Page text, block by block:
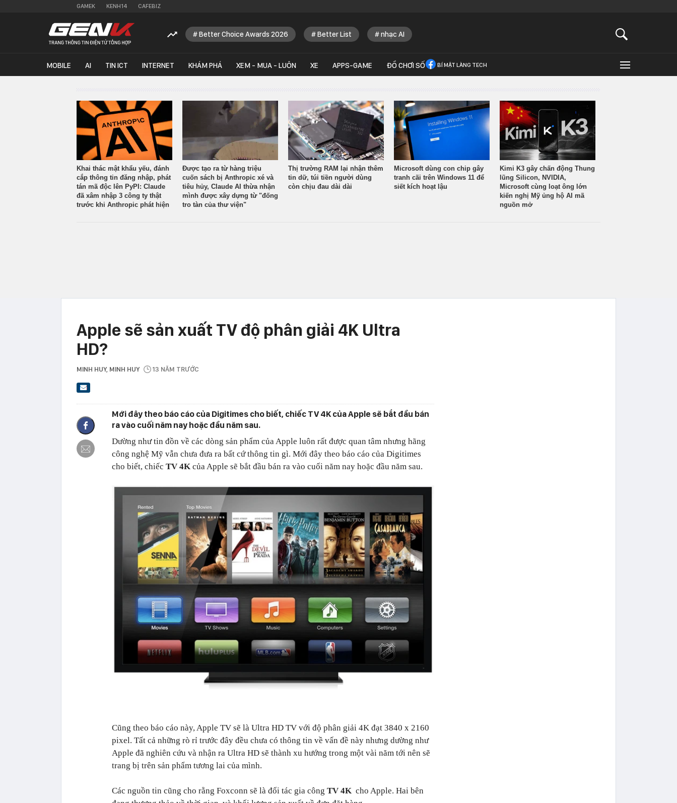
GAMEK KENH14 CAFEBIZ
Better Choice Awards 2026 Better List nhạc AI
MOBILE AI TIN ICT INTERNET KHÁM PHÁ XEM - MUA - LUÔN XE APPS-GAME ĐỒ CHƠI SỐ BÍ MẬT LÀNG TECH
Khai thác mật khẩu yếu, đánh
cắp thông tin đăng nhập, phát
tán mã độc lên PyPI: Claude
đã xâm nhập 3 công ty thật
trước khi Anthropic phát hiện
Được tạo ra từ hàng triệu
cuốn sách bị Anthropic xé và
tiêu hủy, Claude AI thừa nhận
mình được xây dựng từ "đống
tro tàn của thư viện"
Thị trường RAM lại nhận thêm
tin dữ, túi tiền người dùng
còn chịu đau dài dài
Microsoft dùng con chip gây
tranh cãi trên Windows 11 để
siết kích hoạt lậu
Kimi K3 gây chấn động Thung
lũng Silicon, NVIDIA,
Microsoft cùng loạt ông lớn
kiến nghị Mỹ ủng hộ AI mã
nguồn mở
Apple sẽ sản xuất TV độ phân giải 4K Ultra
HD?
MINH HUY, MINH HUY 13 NĂM TRƯỚC
Mới đây theo báo cáo của Digitimes cho biết, chiếc TV 4K của Apple sẽ bắt đầu bán
ra vào cuối năm nay hoặc đầu năm sau.
Dường như tin đồn về các dòng sản phẩm của Apple luôn rất được quan tâm nhưng hãng
công nghệ Mỹ vẫn chưa đưa ra bất cứ thông tin gì. Mới đây theo báo cáo của Digitimes
cho biết, chiếc TV 4K của Apple sẽ bắt đầu bán ra vào cuối năm nay hoặc đầu năm sau.
Cũng theo báo cáo này, Apple TV sẽ là Ultra HD TV với độ phân giải 4K đạt 3840 x 2160
pixel. Tất cả những rò rỉ trước đây đều chưa có thông tin về vấn đề này nhưng dường như
Apple đã nghiên cứu và nhận ra Ultra HD sẽ thành xu hướng trong một vài năm tới nên sẽ
trang bị trên sản phẩm tương lai của mình.
Các nguồn tin cũng cho rằng Foxconn sẽ là đối tác gia công TV 4K cho Apple. Hai bên